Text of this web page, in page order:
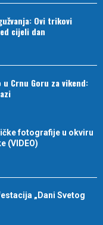
Ovi trikovi
cijeli dan
Crnu Goru za vikend:
fotografije u okviru
(VIDEO)
„Dani Svetog